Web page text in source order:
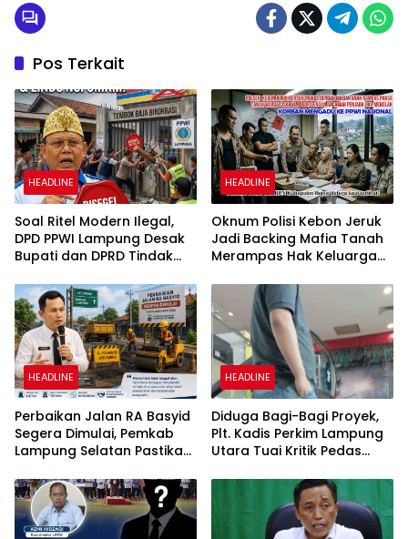
Pos Terkait
HEADLINE
Soal Ritel Modern Ilegal,
DPD PPWI Lampung Desak
Bupati dan DPRD Tindak
No 02/2016
HEADLINE
Oknum Polisi Kebon Jeruk
Jadi Backing Mafia Tanah
Merampas Hak Keluarga
Sutarman
HEADLINE
Perbaikan Jalan RA Basyid
Segera Dimulai, Pemkab
Lampung Selatan Pastikan
Aman dan Nyaman
HEADLINE
Diduga Bagi-Bagi Proyek,
Plt. Kadis Perkim Lampung
Utara Tuai Kritik Pedas